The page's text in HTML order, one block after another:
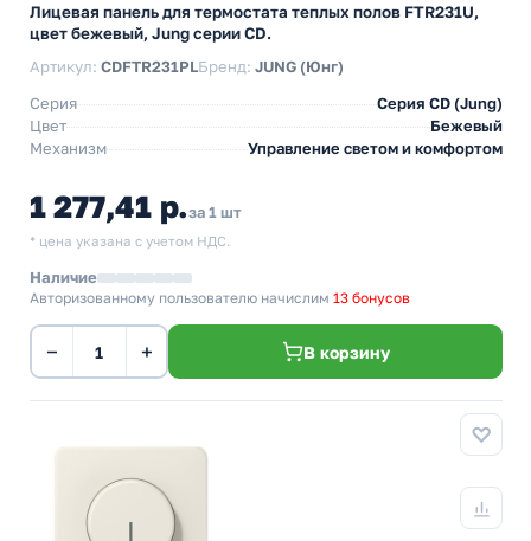
Лицевая панель для термостата теплых полов FTR231U,
цвет бежевый, Jung серии CD.
Артикул: CDFTR231PLБренд: JUNG (Юнг)
Серия
Серия CD (Jung)
Цвет
Бежевый
Механизм
Управление светом и комфортом
1 277,41 р.за 1 шт
* цена указана с учетом НДС.
Наличие
Авторизованному пользователю начислим 13 бонусов
− + В корзину